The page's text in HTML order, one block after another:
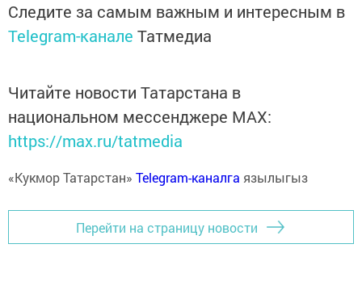
Следите за самым важным и интересным в
Telegram-канале Татмедиа
Читайте новости Татарстана в
национальном мессенджере MАХ:
https://max.ru/tatmedia
«Кукмор Татарстан» Telegram-каналга язылыгыз
Перейти на страницу новости